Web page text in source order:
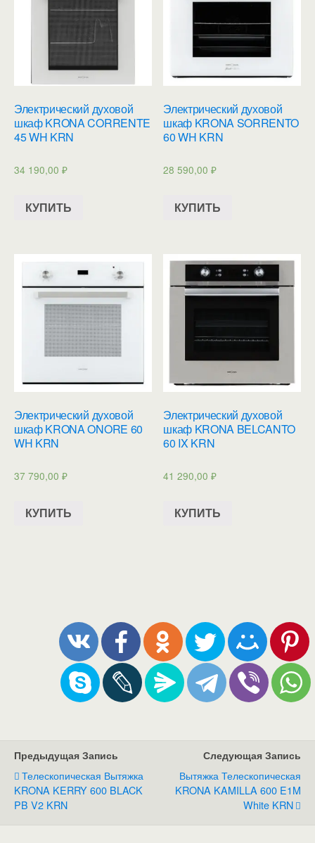
Электрический духовой
шкаф KRONA CORRENTE
45 WH KRN
34 190,00 ₽
КУПИТЬ
Электрический духовой
шкаф KRONA SORRENTO
60 WH KRN
28 590,00₽
КУПИТЬ
Электрический духовой
шкаф KRONA ONORE 60
WH KRN
37 790,00 ₽
КУПИТЬ
Электрический духовой
шкаф KRONA BELCANTO
60 IX KRN
41 290,00₽
КУПИТЬ
Предыдущая Запись
Телескопическая Вытяжка
KRONA KERRY 600 BLACK
PB V2 KRN
Следующая Запись
Вытяжка Телескопическая
KRONA KAMILLA 600 E1M
White KRN